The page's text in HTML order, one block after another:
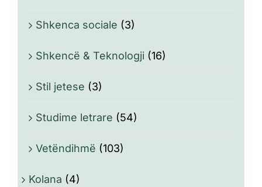
Shkenca sociale (3)
Shkencë & Teknologji (16)
Stil jetese (3)
Studime letrare (54)
Vetëndihmë (103)
Kolana (4)